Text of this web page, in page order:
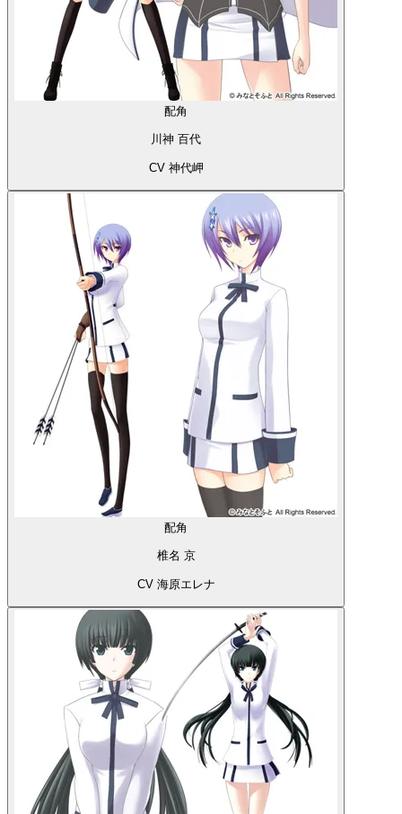
配角
川神 百代
CV 神代岬
配角
椎名 京
CV 海原エレナ